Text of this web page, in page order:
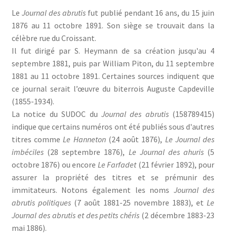
Le Journal des abrutisfut publié pendant 16 ans, du 15 juin
1876 au 11 octobre 1891. Son siège se trouvait dans la
célèbre rue du Croissant.
Il fut dirigé par S. Heymann de sa création jusqu'au 4
septembre 1881, puis par William Piton, du 11 septembre
1881 au 11 octobre 1891. Certaines sources indiquent que
ce journal serait l’œuvre du biterrois Auguste Capdeville
(1855-1934).
La notice du SUDOC du Journal des abrutis(158789415)
indique que certains numéros ont été publiés sous d'autres
titres commeLe Hanneton(24 août 1876), Le Journal des
imbéciles(28 septembre 1876), Le Journal des ahuris (5
octobre 1876) ou encore Le Farfadet(21 février 1892), pour
assurer la propriété des titres et se prémunir des
immitateurs. Notons également les noms Journal des
abrutis politiques(7 août 1881-25 novembre 1883), et Le
Journal des abrutis et des petits chéris (2 décembre 1883-23
mai 1886).